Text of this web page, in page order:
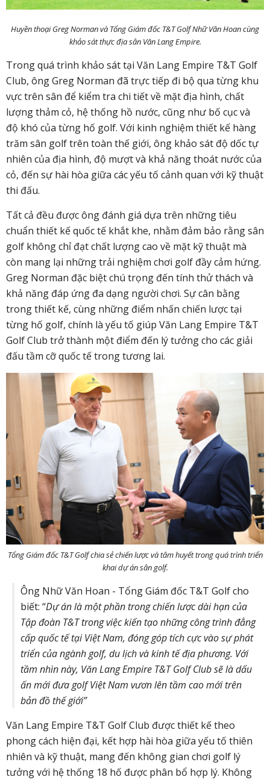
Huyền thoại Greg Norman và Tổng Giám đốc T&T Golf Nhữ Văn Hoan cùng
khảo sát thực địa sân Văn Lang Empire.
Trong quá trình khảo sát tại Văn Lang Empire T&T Golf
Club, ông Greg Norman đã trực tiếp đi bộ qua từng khu
vực trên sân để kiểm tra chi tiết về mặt địa hình, chất
lượng thảm cỏ, hệ thống hồ nước, cũng như bố cục và
độ khó của từng hố golf. Với kinh nghiệm thiết kế hàng
trăm sân golf trên toàn thế giới, ông khảo sát độ dốc tự
nhiên của địa hình, độ mượt và khả năng thoát nước của
cỏ, đến sự hài hòa giữa các yếu tố cảnh quan với kỹ thuật
thi đấu.
Tất cả đều được ông đánh giá dựa trên những tiêu
chuẩn thiết kế quốc tế khắt khe, nhằm đảm bảo rằng sân
golf không chỉ đạt chất lượng cao về mặt kỹ thuật mà
còn mang lại những trải nghiệm chơi golf đầy cảm hứng.
Greg Norman đặc biệt chú trọng đến tính thử thách và
khả năng đáp ứng đa dạng người chơi. Sự cân bằng
trong thiết kế, cùng những điểm nhấn chiến lược tại
từng hố golf, chính là yếu tố giúp Văn Lang Empire T&T
Golf Club trở thành một điểm đến lý tưởng cho các giải
đấu tầm cỡ quốc tế trong tương lai.
Tổng Giám đốc T&T Golf chia sẻ chiến lược và tâm huyết trong quá trình triển
khai dự án sân golf.
Ông Nhữ Văn Hoan - Tổng Giám đốc T&T Golf cho
biết: “Dự án là một phần trong chiến lược dài hạn của
Tập đoàn T&T trong việc kiến tạo những công trình đẳng
cấp quốc tế tại Việt Nam, đóng góp tích cực vào sự phát
triển của ngành golf, du lịch và kinh tế địa phương. Với
tầm nhìn này, Văn Lang Empire T&T Golf Club sẽ là dấu
ấn mới đưa golf Việt Nam vươn lên tầm cao mới trên
bản đồ thế giới”
Văn Lang Empire T&T Golf Club được thiết kế theo
phong cách hiện đại, kết hợp hài hòa giữa yếu tố thiên
nhiên và kỹ thuật, mang đến không gian chơi golf lý
tưởng với hệ thống 18 hố được phân bổ hợp lý. Không